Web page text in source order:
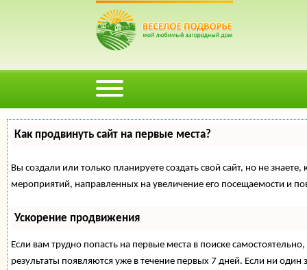
Как продвинуть сайт на первые места?
Вы создали или только планируете создать свой сайт, но не
мероприятий, направленных на увеличение его посещаемости и
Ускорение продвижения
Если вам трудно попасть на первые места в поиске
результаты появляются уже в течение первых 7 дней. Если ни один